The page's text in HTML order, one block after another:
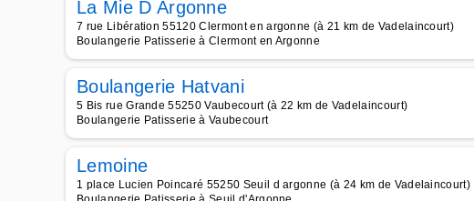
La Mie D Argonne
7 rue Libération 55120 Clermont en argonne (à 21 km de Vadelaincourt)
Boulangerie Patisserie à Clermont en Argonne
Boulangerie Hatvani
5 Bis rue Grande 55250 Vaubecourt (à 22 km de Vadelaincourt)
Boulangerie Patisserie à Vaubecourt
Lemoine
1 place Lucien Poincaré 55250 Seuil d argonne (à 24 km de Vadelaincourt)